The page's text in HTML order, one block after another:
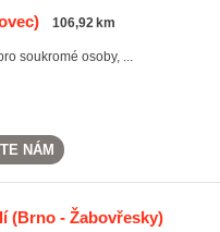
106,92 km
soukromé osoby, ...
NÁM
(Brno - Žabovřesky)